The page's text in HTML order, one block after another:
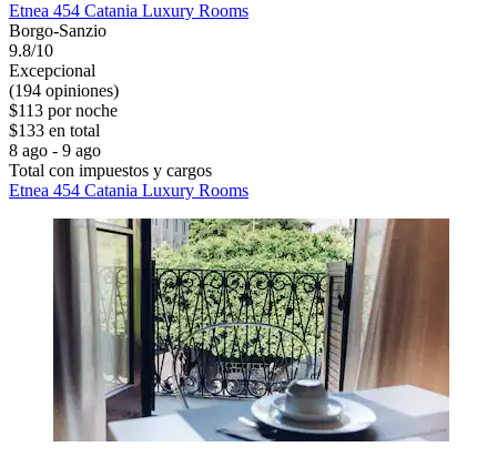
Etnea 454 Catania Luxury Rooms
Borgo-Sanzio
9.8/10
Excepcional
(194 opiniones)
$113 por noche
$133 en total
8 ago - 9 ago
Total con impuestos y cargos
Etnea 454 Catania Luxury Rooms